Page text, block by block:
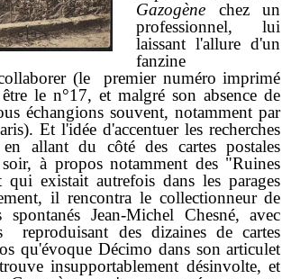
Gazogènechez un
professionnel, lui
laissant l'allure d'un
fanzine
(le premier numéro imprimé
le n°17, et malgré son absence de
échangions souvent, notamment par
Et l'idée d'accentuer les recherches
allant du côté des cartes postales
à propos notamment des "Ruines
existait autrefois dans les parages
il rencontra le collectionneur de
spontanés Jean-Michel Chesné, avec
des dizaines de cartes
qu'évoque Décimo dans son articulet
insupportablement désinvolte, et